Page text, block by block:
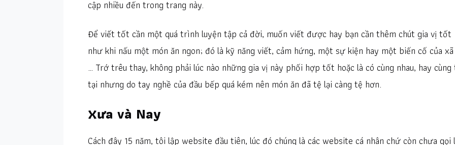
cập nhiều đến trong trang này.
Để viết tốt cần một quá trình luyện tập cả đời, muốn viết được hay bạn cần thêm chút gia vị tốt
như khi nấu một món ăn ngon; đó là kỹ năng viết, cảm hứng, một sự kiện hay một biến cố của
… Trớ trêu thay, không phải lúc nào những gia vị này phối hợp tốt hoặc là có cùng nhau, hay cùng
tại nhưng do tay nghề của đầu bếp quá kém nên món ăn đã tệ lại càng tệ hơn.
Xưa và Nay
Cách đây 15 năm, tôi lập website đầu tiên, lúc đó chúng là các website cá nhân chứ còn chưa gọi